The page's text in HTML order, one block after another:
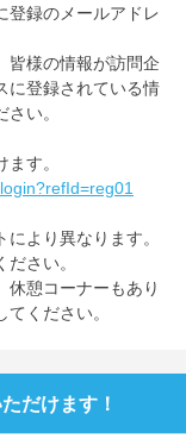
登録のメールアドレ
皆様の情報が訪問企
に登録されている情
い。
す。
より異なります。
さい。
憩コーナーもあり
ください。
だけます！